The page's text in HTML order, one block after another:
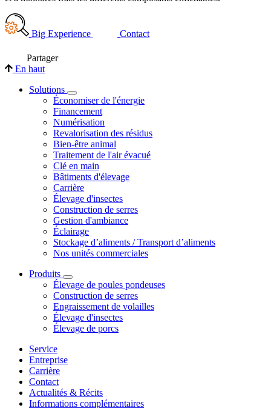
Big Experience Contact
Partager
En haut
Solutions
Économiser de l'énergie
Financement
Numérisation
Revalorisation des résidus
Bien-être animal
Traitement de l'air évacué
Clé en main
Bâtiments d'élevage
Carrière
Élevage d'insectes
Construction de serres
Gestion d'ambiance
Éclairage
Stockage d’aliments / Transport d’aliments
Nos unités commerciales
Produits
Élevage de poules pondeuses
Construction de serres
Engraissement de volailles
Élevage d'insectes
Élevage de porcs
Service
Entreprise
Carrière
Contact
Actualités & Récits
Informations complémentaires